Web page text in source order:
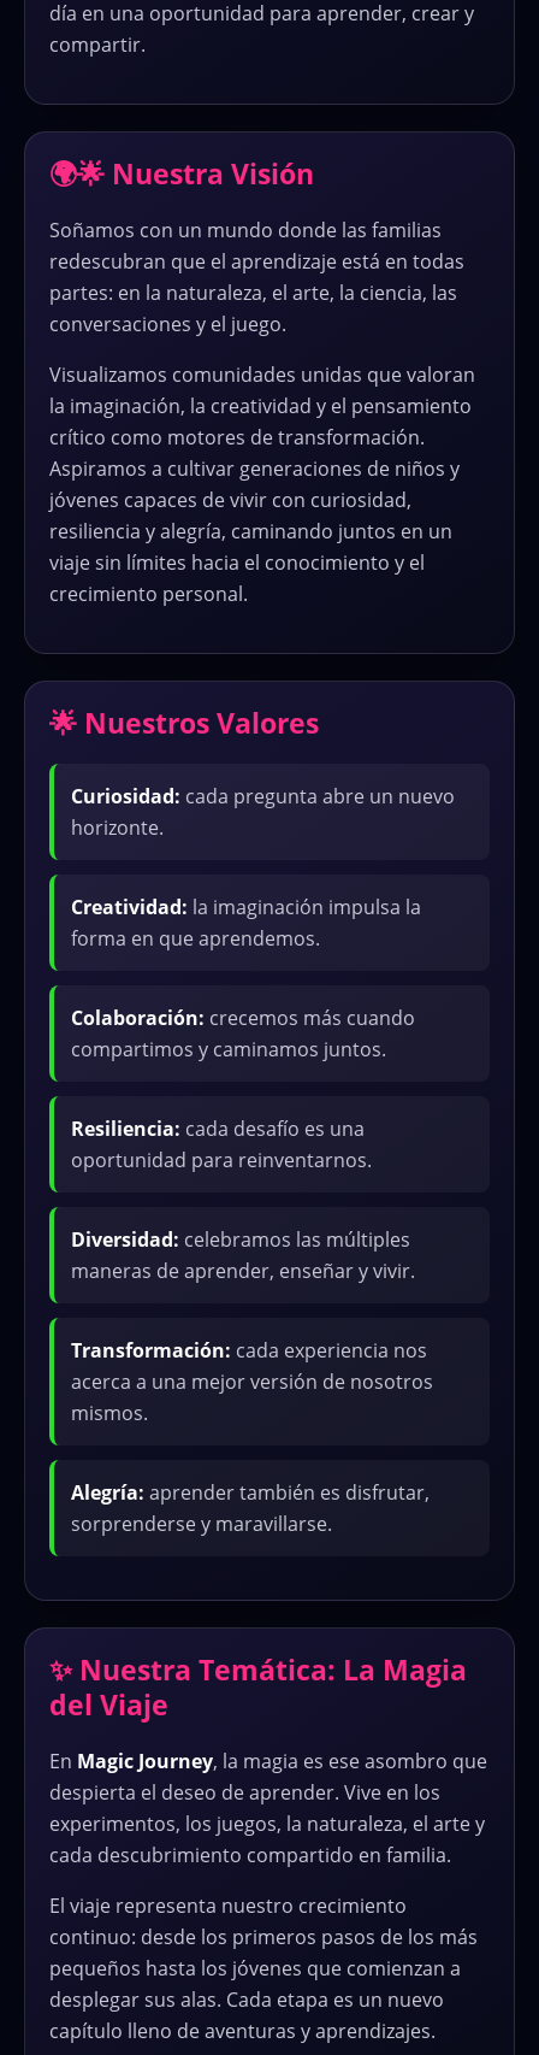
día en una oportunidad para aprender, crear y
compartir.
🌍🌟 Nuestra Visión
Soñamos con un mundo donde las familias
redescubran que el aprendizaje está en todas
partes: en la naturaleza, el arte, la ciencia, las
conversaciones y el juego.
Visualizamos comunidades unidas que valoran
la imaginación, la creatividad y el pensamiento
crítico como motores de transformación.
Aspiramos a cultivar generaciones de niños y
jóvenes capaces de vivir con curiosidad,
resiliencia y alegría, caminando juntos en un
viaje sin límites hacia el conocimiento y el
crecimiento personal.
🌟 Nuestros Valores
Curiosidad: cada pregunta abre un nuevo
horizonte.
Creatividad: la imaginación impulsa la
forma en que aprendemos.
Colaboración: crecemos más cuando
compartimos y caminamos juntos.
Resiliencia: cada desafío es una
oportunidad para reinventarnos.
Diversidad: celebramos las múltiples
maneras de aprender, enseñar y vivir.
Transformación: cada experiencia nos
acerca a una mejor versión de nosotros
mismos.
Alegría: aprender también es disfrutar,
sorprenderse y maravillarse.
✨ Nuestra Temática: La Magia
del Viaje
En Magic Journey, la magia es ese asombro que
despierta el deseo de aprender. Vive en los
experimentos, los juegos, la naturaleza, el arte y
cada descubrimiento compartido en familia.
El viaje representa nuestro crecimiento
continuo: desde los primeros pasos de los más
pequeños hasta los jóvenes que comienzan a
desplegar sus alas. Cada etapa es un nuevo
capítulo lleno de aventuras y aprendizajes.